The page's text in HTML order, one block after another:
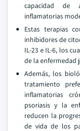
capacidad de
inflamatorias
Estas terapias
inhibidores de
IL-23 e IL-6, los
de la enfermedad
Además, los
tratamiento
inflamatorias
psoriasis y la
reducen la
de vida de los